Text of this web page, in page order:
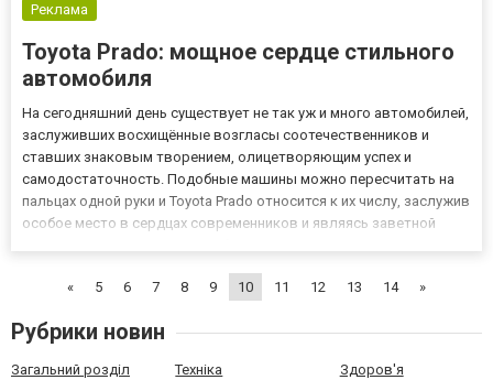
Реклама
Toyota Prado: мощное сердце стильного
автомобиля
На сегодняшний день существует не так уж и много автомобилей,
заслуживших восхищённые возгласы соотечественников и
ставших знаковым творением, олицетворяющим успех и
самодостаточность. Подобные машины можно пересчитать на
пальцах одной руки и Toyota Prado относится к их числу, заслужив
особое место в сердцах современников и являясь заветной
«
5 6 7 8 9 10 11 12 13 14 »
Рубрики новин
Загальний розділ Техніка Здоров'я